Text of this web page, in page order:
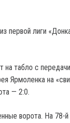
первой лиги
на табло с передачи
Ярмоленка на
— 2:0.
ворота. На 78-й